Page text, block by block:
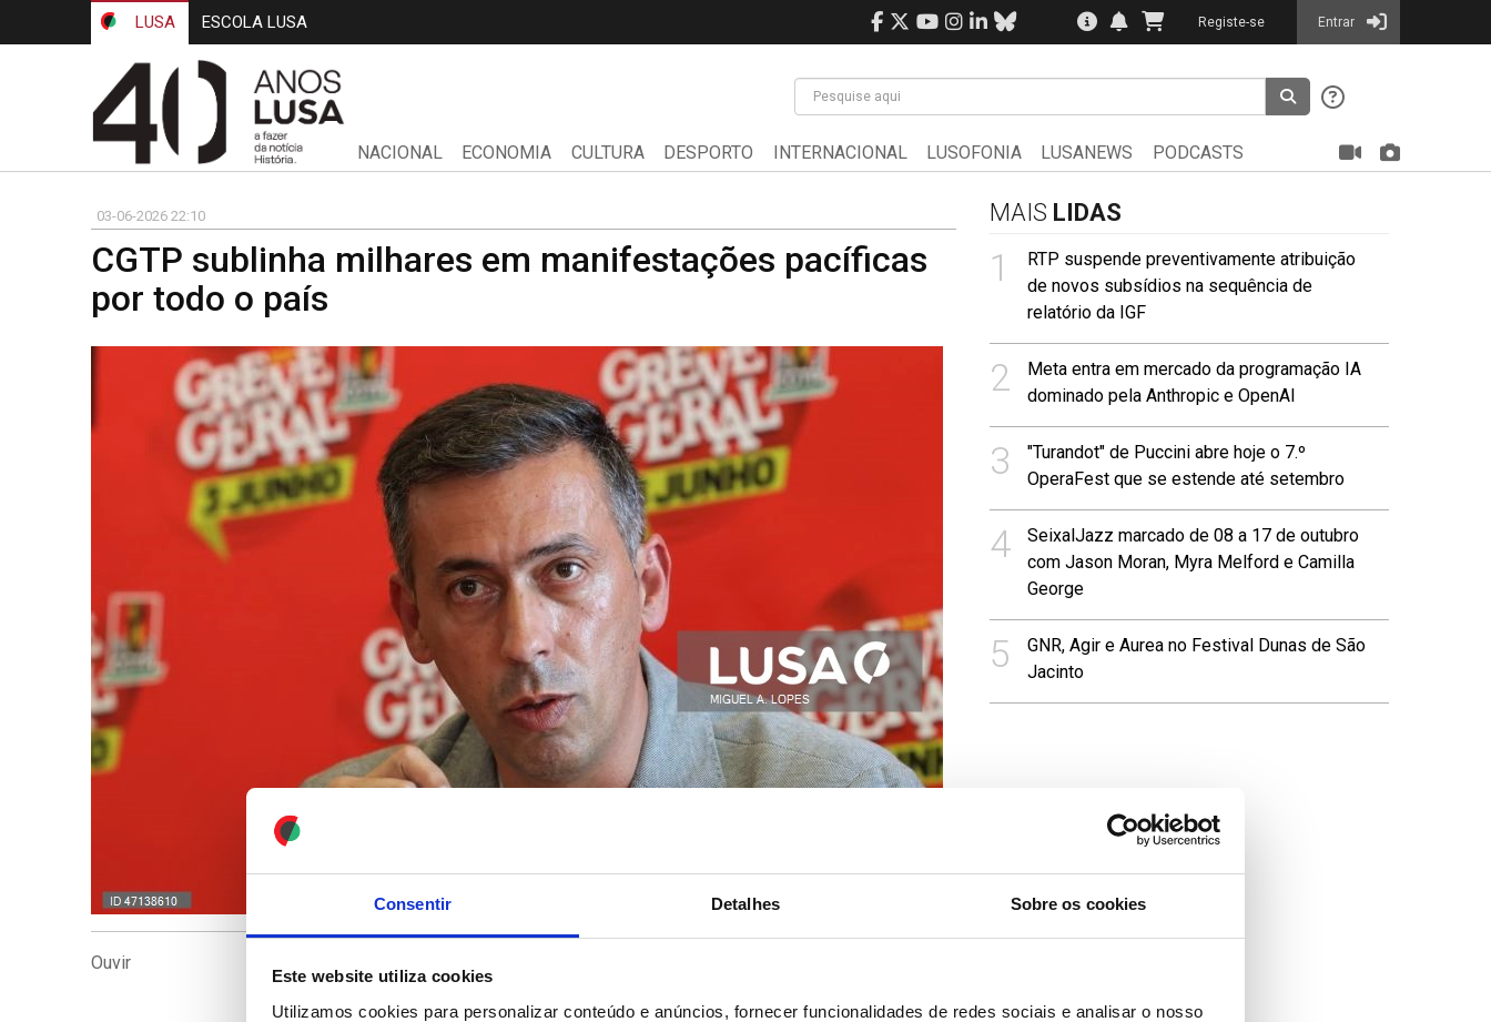
Consentir Detalhes Sobre os cookies
Este website utiliza cookies
Utilizamos cookies para personalizar conteúdo e anúncios, fornecer funcionalidades de redes sociais e analisar o nosso
LUSA ESCOLA LUSA Registe-se Entrar
NACIONAL ECONOMIA CULTURA DESPORTO INTERNACIONAL LUSOFONIA LUSANEWS PODCASTS
03-06-2026 22:10
CGTP sublinha milhares em manifestações pacíficas
por todo o país
Ouvir
MAIS LIDAS
1
RTP suspende preventivamente atribuição
de novos subsídios na sequência de
relatório da IGF
2
Meta entra em mercado da programação IA
dominado pela Anthropic e OpenAI
3
"Turandot" de Puccini abre hoje o 7.º
OperaFest que se estende até setembro
4
SeixalJazz marcado de 08 a 17 de outubro
com Jason Moran, Myra Melford e Camilla
George
5
GNR, Agir e Aurea no Festival Dunas de São
Jacinto